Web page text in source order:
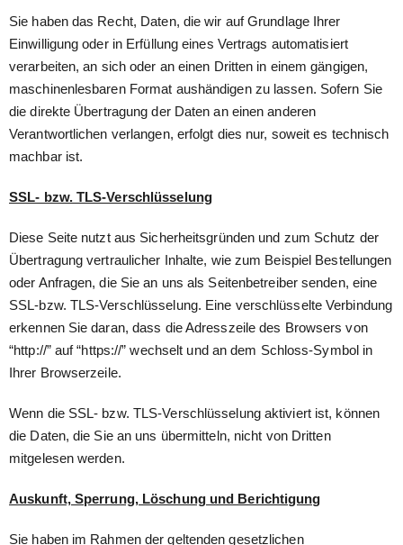
Sie haben das Recht, Daten, die wir auf Grundlage Ihrer
Einwilligung oder in Erfüllung eines Vertrags automatisiert
verarbeiten, an sich oder an einen Dritten in einem gängigen,
maschinenlesbaren Format aushändigen zu lassen. Sofern Sie
die direkte Übertragung der Daten an einen anderen
Verantwortlichen verlangen, erfolgt dies nur, soweit es technisch
machbar ist.
SSL- bzw. TLS-Verschlüsselung
Diese Seite nutzt aus Sicherheitsgründen und zum Schutz der
Übertragung vertraulicher Inhalte, wie zum Beispiel Bestellungen
oder Anfragen, die Sie an uns als Seitenbetreiber senden, eine
SSL-bzw. TLS-Verschlüsselung. Eine verschlüsselte Verbindung
erkennen Sie daran, dass die Adresszeile des Browsers von
“http://” auf “https://” wechselt und an dem Schloss-Symbol in
Ihrer Browserzeile.
Wenn die SSL- bzw. TLS-Verschlüsselung aktiviert ist, können
die Daten, die Sie an uns übermitteln, nicht von Dritten
mitgelesen werden.
Auskunft, Sperrung, Löschung und Berichtigung
Sie haben im Rahmen der geltenden gesetzlichen